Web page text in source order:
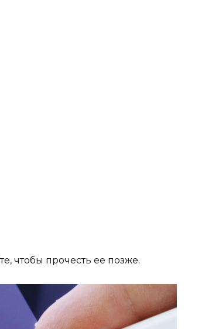
чтобы прочесть ее позже.